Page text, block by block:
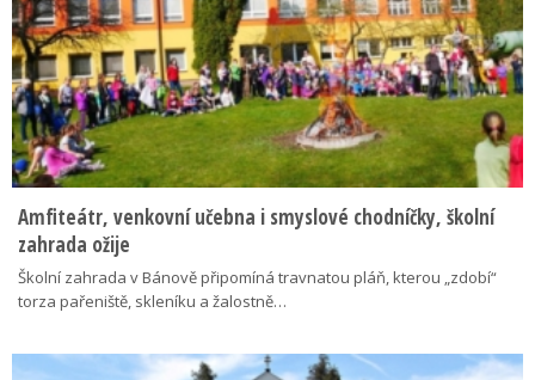
Amfiteátr, venkovní učebna i smyslové chodníčky, školní
zahrada ožije
Školní zahrada v Bánově připomíná travnatou pláň, kterou „zdobí“
torza pařeniště, skleníku a žalostně…